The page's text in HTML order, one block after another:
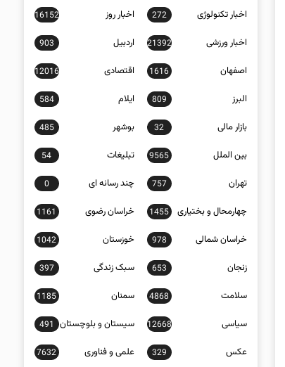
اخبار تکنولوژی 272 اخبار روز 16152
اخبار ورزشی 21392 اردبیل 903
اصفهان 1616 اقتصادی 12016
البرز 809 ایلام 584
بازار مالی 32 بوشهر 485
بین الملل 9565 تبلیغات 54
تهران 757 چند رسانه ای 0
چهارمحال و بختیاری 1455 خراسان رضوی 1161
خراسان شمالی 978 خوزستان 1042
زنجان 653 سبک زندگی 397
سلامت 4868 سمنان 1185
سیاسی 12668 سیستان و بلوچستان 491
عکس 329 علمی و فناوری 7632